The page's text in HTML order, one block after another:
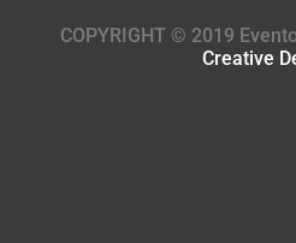
COPYRIGHT © 2019
Creative